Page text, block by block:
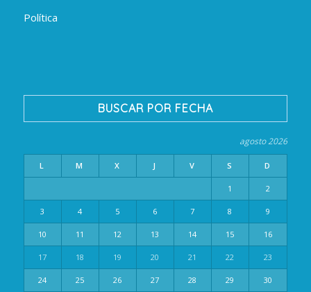
Política
BUSCAR POR FECHA
agosto 2026
L M X J V S D
1 2
3 4 5 6 7 8 9
10 11 12 13 14 15 16
17 18 19 20 21 22 23
24 25 26 27 28 29 30